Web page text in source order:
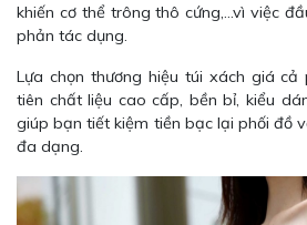
khiến cơ thể trông thô cứng,…vì việc
phản tác dụng.
Lựa chọn thương hiệu túi xách giá cả
tiên chất liệu cao cấp, bền bỉ, kiểu
giúp bạn tiết kiệm tiền bạc lại phối đồ
đa dạng.